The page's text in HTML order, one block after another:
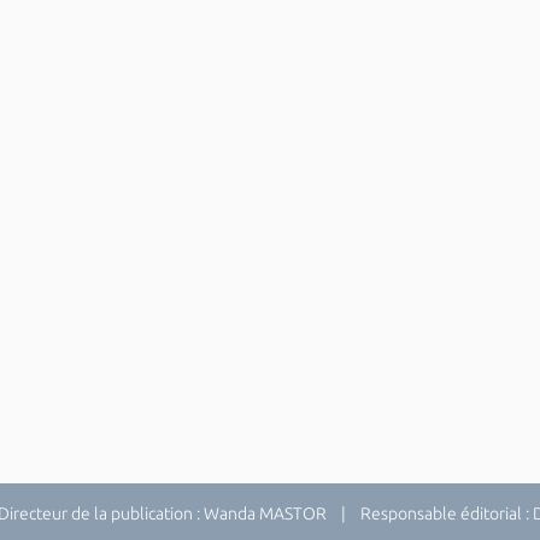
de la publication : Wanda MASTOR | Responsable éditorial :